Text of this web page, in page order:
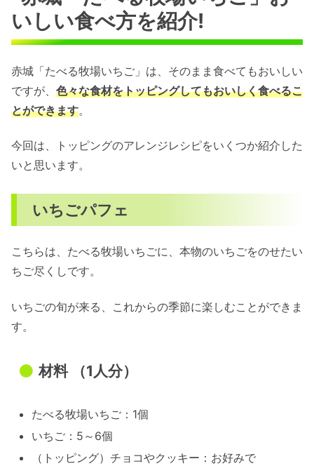
いしい食べ方を紹介!
赤城「たべる牧場いちご」は、そのまま食べてもおいしい
ですが、 色々な食材をトッピングしてもおいしく食べるこ
とができます。
今回は、トッピングのアレンジレシピをいくつか紹介した
いと思います。
いちごパフェ
こちらは、たべる牧場いちごに、本物のいちごをのせたい
ちご尽くしです。
いちごの旬が来る、これからの季節に楽しむことができま
す。
材料 （1人分）
たべる牧場いちご：1個
いちご：5～6個
（トッピング）チョコやクッキー：お好みで